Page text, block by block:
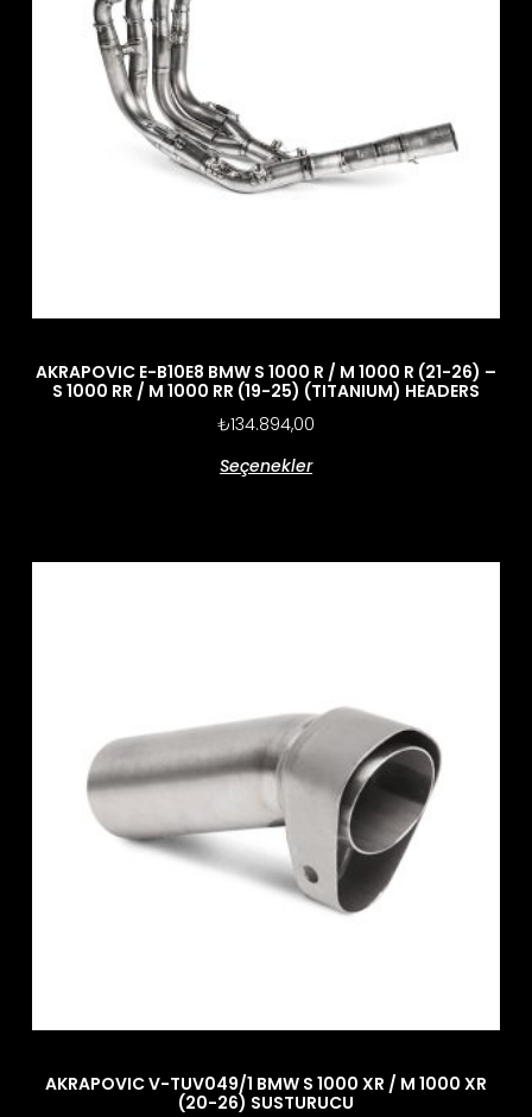
AKRAPOVIC E-B10E8 BMW S 1000 R / M 1000 R (21-26) –
S 1000 RR / M 1000 RR (19-25) (TITANIUM) HEADERS
₺134.894,00
Seçenekler
AKRAPOVIC V-TUV049/1 BMW S 1000 XR / M 1000 XR
(20-26) SUSTURUCU